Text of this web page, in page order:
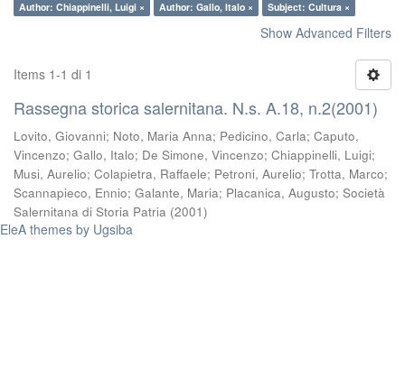
Author: Chiappinelli, Luigi ×
Author: Gallo, Italo × Subject: Cultura ×
Show Advanced Filters
Items 1-1 di 1
Rassegna storica salernitana. N.s. A.18, n.2(2001)
Lovito, Giovanni; Noto, Maria Anna; Pedicino, Carla; Caputo,
Vincenzo; Gallo, Italo; De Simone, Vincenzo; Chiappinelli, Luigi;
Musi, Aurelio; Colapietra, Raffaele; Petroni, Aurelio; Trotta, Marco;
Scannapieco, Ennio; Galante, Maria; Placanica, Augusto; Società
Salernitana di Storia Patria (2001)
EleA themes by Ugsiba